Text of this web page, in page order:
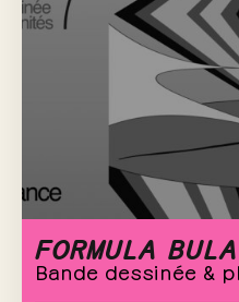
FORMULA BULA
Bande dessinée &